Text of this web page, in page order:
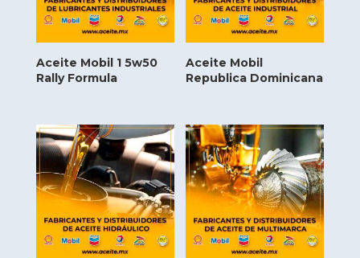
Aceite Mobil 1 5w50
Rally Formula
Aceite Mobil
Republica Dominicana